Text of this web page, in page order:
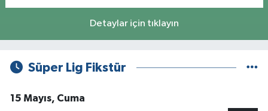
Detaylar için tıklayın
Süper Lig Fikstür
15 Mayıs, Cuma